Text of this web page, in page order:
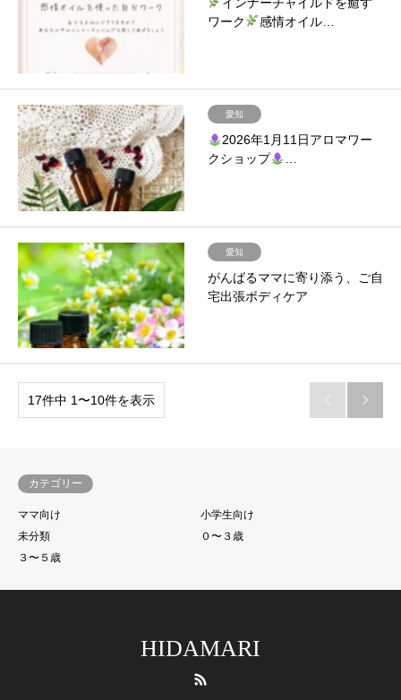
ワーク
感情オイル…
愛知
2026年1月11日アロマワー
クショップ
…
愛知
がんばるママに寄り添う、ご自
宅出張ボディケア
17件中 1〜10件を表示  
カテゴリー
ママ向け
小学生向け
未分類
０〜３歳
３〜５歳
HIDAMARI